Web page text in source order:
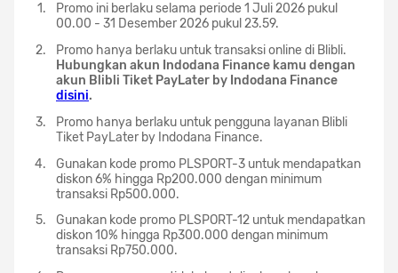
Promo ini berlaku selama periode 1 Juli 2026 pukul
00.00 - 31 Desember 2026 pukul 23.59.
Promo hanya berlaku untuk transaksi online di Blibli.
Hubungkan akun Indodana Finance kamu dengan
akun Blibli Tiket PayLater by Indodana Finance
disini.
Promo hanya berlaku untuk pengguna layanan Blibli
Tiket PayLater by Indodana Finance.
Gunakan kode promo PLSPORT-3 untuk mendapatkan
diskon 6% hingga Rp200.000 dengan minimum
transaksi Rp500.000.
Gunakan kode promo PLSPORT-12 untuk mendapatkan
diskon 10% hingga Rp300.000 dengan minimum
transaksi Rp750.000.